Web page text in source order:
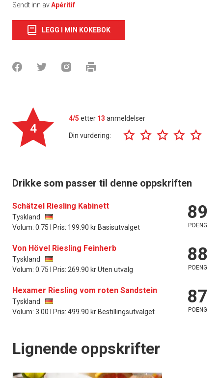
Sendt inn avApéritif
LEGG I MIN KOKEBOK
4
4/5 etter 13 anmeldelser
Din vurdering:
Drikke som passer til denne oppskriften
Schätzel Riesling Kabinett
Tyskland
Volum: 0.75 l Pris: 199.90 kr Basisutvalget
89
POENG
Von Hövel Riesling Feinherb
Tyskland
Volum: 0.75 l Pris: 269.90 kr Uten utvalg
88
POENG
Hexamer Riesling vom roten Sandstein
Tyskland
Volum: 3.00 l Pris: 499.90 kr Bestillingsutvalget
87
POENG
Lignende oppskrifter